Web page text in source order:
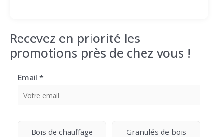
Recevez en priorité les
promotions près de chez vous !
Email *
Bois de chauffage Granulés de bois